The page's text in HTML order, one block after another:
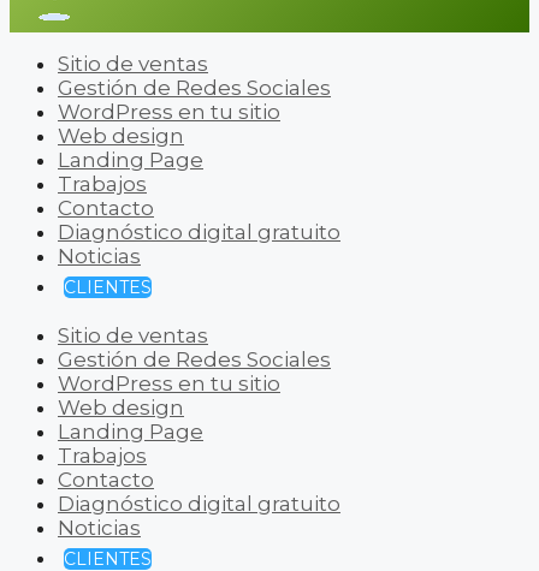
Sitio de ventas
Gestión de Redes Sociales
WordPress en tu sitio
Web design
Landing Page
Trabajos
Contacto
Diagnóstico digital gratuito
Noticias
CLIENTES
Sitio de ventas
Gestión de Redes Sociales
WordPress en tu sitio
Web design
Landing Page
Trabajos
Contacto
Diagnóstico digital gratuito
Noticias
CLIENTES